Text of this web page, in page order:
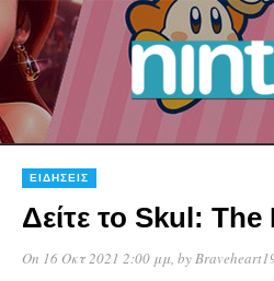
ΕΙΔΉΣΕΙΣ
Δείτε το Skul:
On 16 Οκτ 2021 2:00 μμ , by